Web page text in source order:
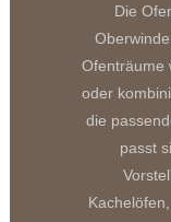
Die
Ofenträume
oder
die
passt